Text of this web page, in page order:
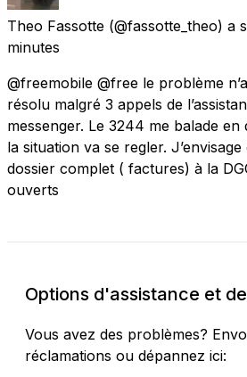
Theo Fassotte (@fassotte_theo) a
minutes
@freemobile @free le problème
résolu malgré 3 appels de
messenger. Le 3244 me balade
la situation va se regler.
dossier complet ( factures) à la
ouverts
Options d'assistance et
Vous avez des problèmes?
réclamations ou dépannez ici: